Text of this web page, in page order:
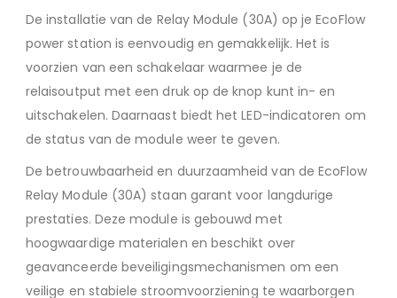
De installatie van de Relay Module (30A) op je EcoFlow
power station is eenvoudig en gemakkelijk. Het is
voorzien van een schakelaar waarmee je de
relaisoutput met een druk op de knop kunt in- en
uitschakelen. Daarnaast biedt het LED-indicatoren om
de status van de module weer te geven.
De betrouwbaarheid en duurzaamheid van de EcoFlow
Relay Module (30A) staan garant voor langdurige
prestaties. Deze module is gebouwd met
hoogwaardige materialen en beschikt over
geavanceerde beveiligingsmechanismen om een
veilige en stabiele stroomvoorziening te waarborgen